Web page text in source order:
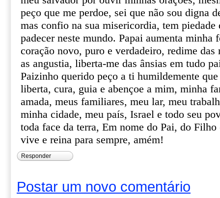
peço que me perdoe, sei que não sou digna
mas confio na sua misericordia, tem
padecer neste mundo. Papai aumenta minha
coração novo, puro e verdadeiro, redime
as angustia, liberta-me das ânsias em tudo
Paizinho querido peço a ti humildemente
liberta, cura, guia e abençoe a mim, minha
amada, meus familiares, meu lar, meu
minha cidade, meu país, Israel e todo seu
toda face da terra, Em nome do Pai, do
vive e reina para sempre, amém!
Responder
Postar um novo comentário